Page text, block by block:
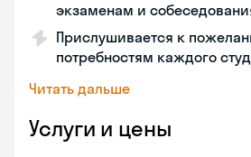
экзаменам и
Прислушивается к
потребностям каждого
Читать дальше
Услуги и цены